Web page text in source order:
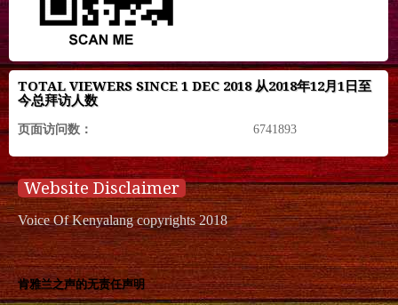
TOTAL VIEWERS SINCE 1 DEC 2018 从2018年12月1日至
今总拜访人数
页面访问数： 6741893
Website Disclaimer
Voice Of Kenyalang copyrights 2018
肯雅兰之声的无责任声明